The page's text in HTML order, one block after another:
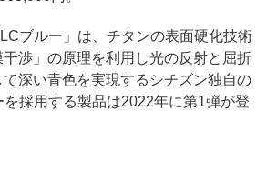
ブルー」は、チタンの表面硬化技術
渉」の原理を利用し光の反射と屈折
深い青色を実現するシチズン独自の
採用する製品は2022年に第1弾が登